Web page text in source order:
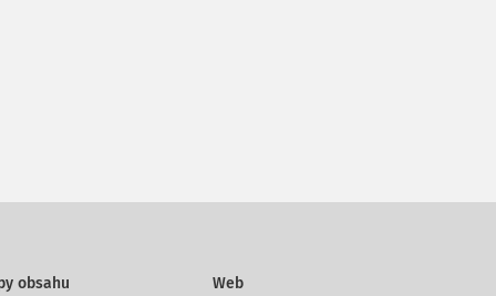
obsahu
Web